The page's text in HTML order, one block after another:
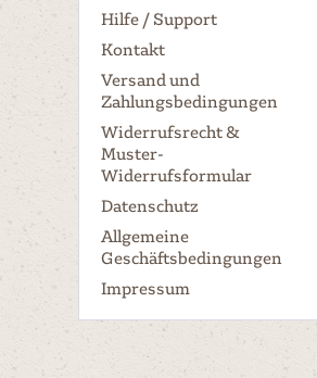
Hilfe / Support
Kontakt
Versand und
Zahlungsbedingungen
Widerrufsrecht &
Muster-
Widerrufsformular
Datenschutz
Allgemeine
Geschäftsbedingungen
Impressum